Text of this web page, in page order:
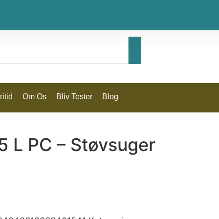
Om Os Bliv Tester Blog
L PC – Støvsuger